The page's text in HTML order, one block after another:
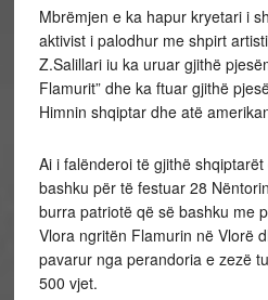
Mbrëmjen e ka hapur kryetari i
aktivist i palodhur me shpirt
Z.Salillari iu ka uruar gjithë
Flamurit” dhe ka ftuar gjithë
Himnin shqiptar dhe atë
Ai i falënderoi të gjithë
bashku për të festuar 28
burra patriotë që së bashku me
Vlora ngritën Flamurin në Vlorë
pavarur nga perandoria e zezë
500 vjet.